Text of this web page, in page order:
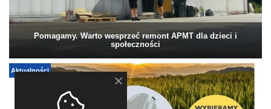
Pomagamy. Warto wesprzeć remont APMT dla dzieci i
społeczności
Aktualności